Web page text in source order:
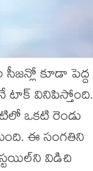
కూడా పెద్ద
టాక్‍ వినిపిస్తోంది.
ఒకటి రెండు
ఈ సంగతిని
విడిచి